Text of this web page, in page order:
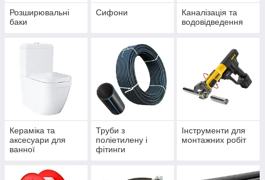
Розширювальні
баки
Сифони
Каналізація та
водовідведення
Кераміка та
аксесуари для
ванної
Труби з
поліетилену і
фітинги
Інструменти для
монтажних робіт